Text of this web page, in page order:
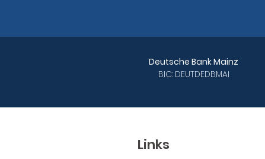
Deutsche Bank Mainz
BIC: DEUTDEDBMAI
Links